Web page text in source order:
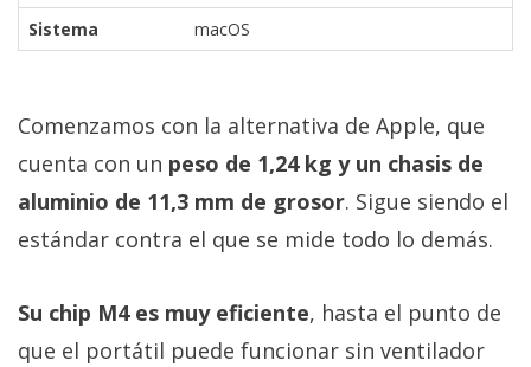
Sistema
macOS
Comenzamos con la alternativa de Apple, que
cuenta con un peso de 1,24 kg y un chasis de
aluminio de 11,3 mm de grosor. Sigue siendo el
estándar contra el que se mide todo lo demás.
Su chip M4 es muy eficiente, hasta el punto de
que el portátil puede funcionar sin ventilador